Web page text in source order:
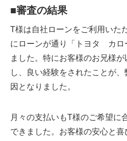
■審査の結果
T様は自社ローンをご利用いた
にローンが通り「トヨタ カロ
ました。特にお客様のお兄様
し、良い経験をされたことが
因となりました。
月々の支払いもT様のご希望に
できました。お客様の安心と